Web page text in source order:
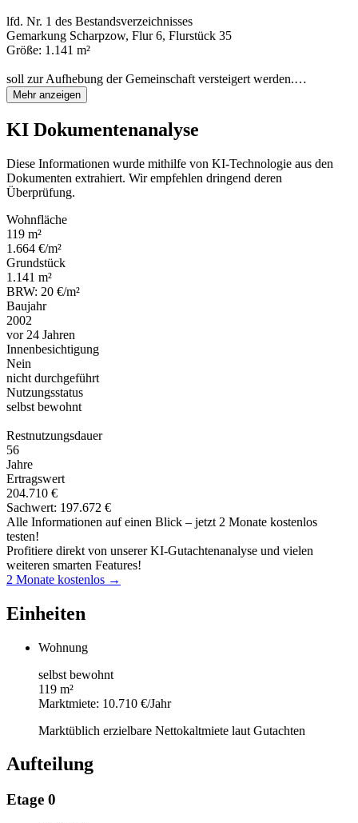
lfd. Nr. 1 des Bestandsverzeichnisses
Gemarkung Scharpzow, Flur 6, Flurstück 35
Größe: 1.141 m²
soll zur Aufhebung der Gemeinschaft versteigert werden.…
Mehr anzeigen
KI Dokumentenanalyse
Diese Informationen wurde mithilfe von KI-Technologie aus den
Dokumenten extrahiert. Wir empfehlen dringend deren
Überprüfung.
Wohnfläche
119 m²
1.664 €/m²
Grundstück
1.141 m²
BRW: 20 €/m²
Baujahr
2002
vor 24 Jahren
Innenbesichtigung
Nein
nicht durchgeführt
Nutzungsstatus
selbst bewohnt
Restnutzungsdauer
56
Jahre
Ertragswert
204.710 €
Sachwert: 197.672 €
Alle Informationen auf einen Blick – jetzt 2 Monate kostenlos
testen!
Profitiere direkt von unserer KI-Gutachtenanalyse und vielen
weiteren smarten Features!
2 Monate kostenlos →
Einheiten
Wohnung
selbst bewohnt
119 m²
Marktmiete: 10.710 €/Jahr
Marktüblich erzielbare Nettokaltmiete laut Gutachten
Aufteilung
Etage 0